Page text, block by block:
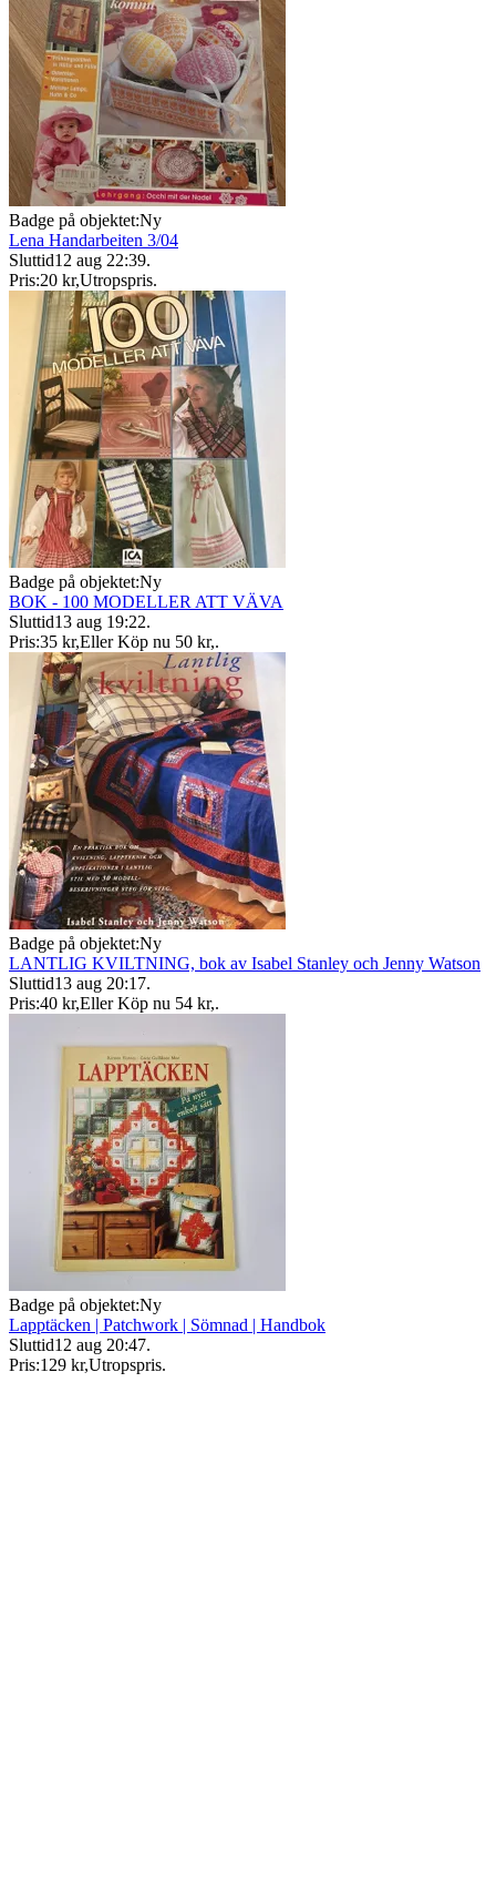
Badge på objektet:Ny
Lena Handarbeiten 3/04
Sluttid12 aug 22:39.
Pris:20 kr,Utropspris.
Badge på objektet:Ny
BOK - 100 MODELLER ATT VÄVA
Sluttid13 aug 19:22.
Pris:35 kr,Eller Köp nu 50 kr,.
Badge på objektet:Ny
LANTLIG KVILTNING, bok av Isabel Stanley och Jenny Watson
Sluttid13 aug 20:17.
Pris:40 kr,Eller Köp nu 54 kr,.
Badge på objektet:Ny
Lapptäcken | Patchwork | Sömnad | Handbok
Sluttid12 aug 20:47.
Pris:129 kr,Utropspris.